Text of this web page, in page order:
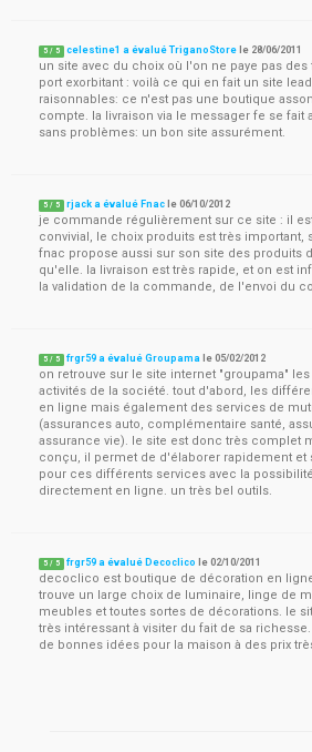
5 / 5 celestine1 a évalué TriganoStore le 28/06/2011
un site avec du choix où l'on ne paye pas des
port exorbitant : voilà ce qui en fait un site
raisonnables: ce n'est pas une boutique
compte. la livraison via le messager fe se fait
sans problèmes: un bon site assurément.
5 / 5 rjack a évalué Fnac le06/10/2012
je commande régulièrement sur ce site : il
convivial, le choix produits est très important,
fnac propose aussi sur son site des produits
qu'elle. la livraison est très rapide, et on est
la validation de la commande, de l'envoi du
5 / 5 frgr59 a évalué Groupama le05/02/2012
on retrouve sur le site internet "groupama"
activités de la société. tout d'abord, les
en ligne mais également des services de
(assurances auto, complémentaire santé,
assurance vie). le site est donc très complet
conçu, il permet de d'élaborer rapidement et
pour ces différents services avec la
directement en ligne. un très bel outils.
5 / 5 frgr59 a évalué Decoclico le02/10/2011
decoclico est boutique de décoration en
trouve un large choix de luminaire, linge de
meubles et toutes sortes de décorations. le
très intéressant à visiter du fait de sa
de bonnes idées pour la maison à des prix